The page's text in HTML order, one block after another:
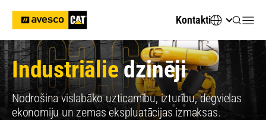
Kontakti
Industriāliedzinēji
Nodrošina vislabāko uzticamību, izturību, degvielas
ekonomiju un zemas ekspluatācijas izmaksas.